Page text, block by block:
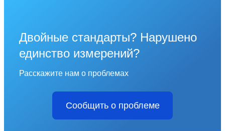
Двойные стандарты? Нарушено
единство измерений?
Расскажите нам о проблемах
Сообщить о проблеме